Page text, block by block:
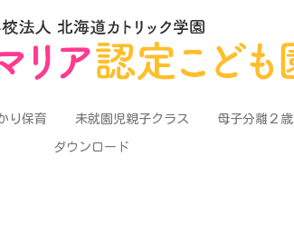
り保育 未就園児親子クラス 母子分離２
ダウンロード